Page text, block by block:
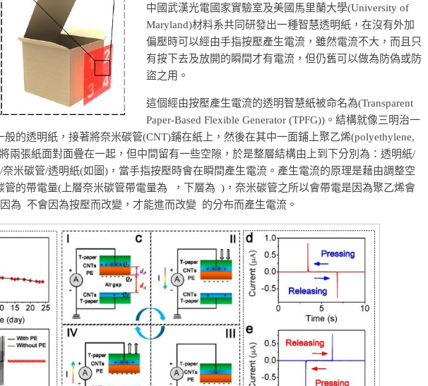
中國武漢光電國家實驗室及美國馬里蘭大學(University of
Maryland)材料系共同研發出一種智慧透明紙，在沒有外加
偏壓時可以經由手指按壓產生電流，雖然電流不大，而且只
有按下去及放開的瞬間才有電流，但仍舊可以做為防偽或防
盜之用。
這個經由按壓產生電流的透明智慧紙被命名為(Transparent
Paper-Based Flexible Generator (TPFG))。結構就像三明治一
的透明紙，接著將奈米碳管(CNT)鋪在紙上，然後在其中一面鋪上聚乙烯(polyethylene,
兩張紙面對面疊在一起，但中間留有一些空隙，於是整層結構由上到下分別為：透明紙/
米碳管/透明紙(如圖)，當手指按壓時會在瞬間產生電流。產生電流的原理是藉由調整空
的帶電量(上層奈米碳管帶電量為
，下層為 )，奈米碳管之所以會帶電是因為聚乙烯會
為 不會因為按壓而改變，才能進而改變 的分布而產生電流。